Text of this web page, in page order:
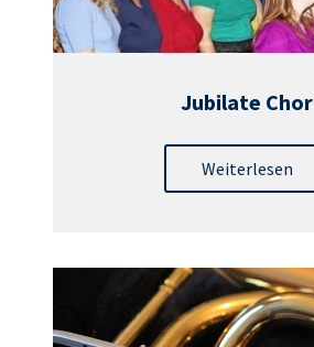
Jubilate Chor
Weiterlesen